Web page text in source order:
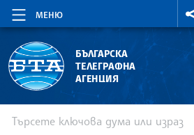
МЕНЮ
БЪЛГАРСКА
ТЕЛЕГРАФНА
АГЕНЦИЯ